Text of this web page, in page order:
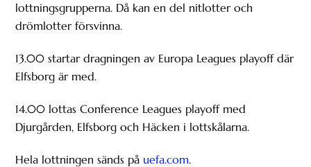
lottningsgrupperna. Då kan en del nitlotter och
drömlotter försvinna.
13.00 startar dragningen av Europa Leagues playoff där
Elfsborg är med.
14.00 lottas Conference Leagues playoff med
Djurgården, Elfsborg och Häcken i lottskålarna.
Hela lottningen sänds på uefa.com.